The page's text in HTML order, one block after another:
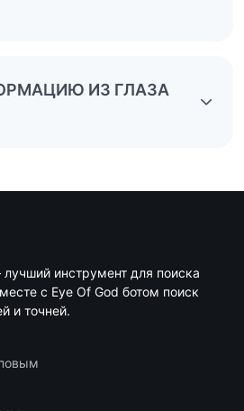
ИЗ ГЛАЗА
лучший инструмент для поиска
с Eye Of God ботом поиск
и точней.